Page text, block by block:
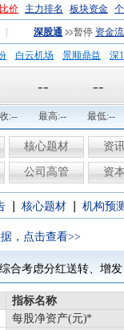
价 主力排名 板块资金
深股通 暂停 资金
白云机场 景顺鼎益
深
-- --
:-- 最高:-- 最低:--
核心题材 资
公司高管 资
核心题材 机构预
，点击查看>>
合考虑分红送转、增
指标名称
每股净资产(元)